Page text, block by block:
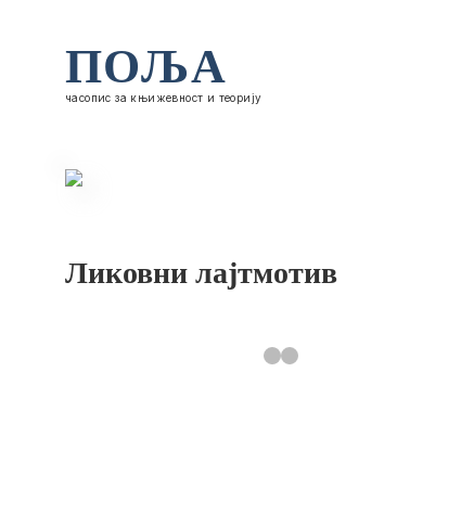
ПОЉА
часопис за књижевност и теорију
Ликовни лајтмотив